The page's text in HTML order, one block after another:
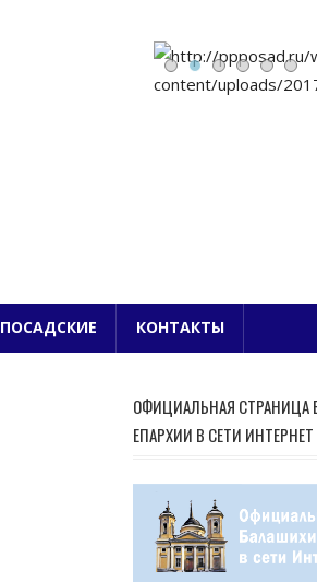
БЛАГОЧИНИЕ
КОНТАКТЫ
ОФИЦИАЛЬНАЯ СТРАНИЦА
ЕПАРХИИ В СЕТИ ИНТЕРНЕТ